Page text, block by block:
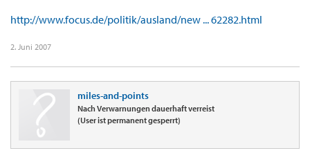
http://www.focus.de/politik/ausland/new ... 62282.html
2. Juni 2007
miles-and-points
Nach Verwarnungen dauerhaft verreist
(User ist permanent gesperrt)